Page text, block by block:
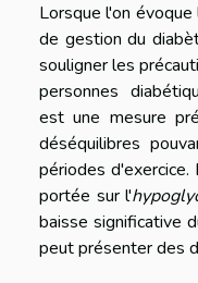
Lorsque l'on
de gestion du
souligner les
personnes
est une mesure
déséquilibres
périodes
portée sur l'
baisse significative
peut présenter des